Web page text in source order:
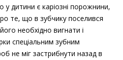
дитини є каріозні порожнини,
те, що в зубчику поселився
необхідно вигнати і
спеціальним зубним
не міг застрибнути назад в